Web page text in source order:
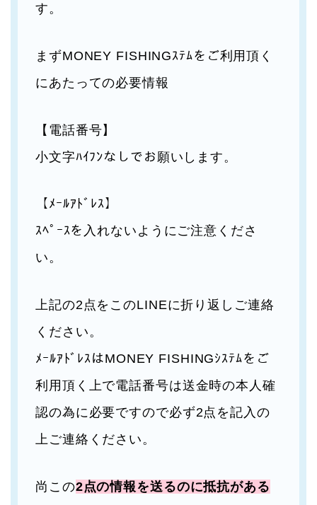
す。
まずMONEY FISHINGｽﾃﾑをご利用頂く
にあたっての必要情報
【電話番号】
小文字ﾊｲﾌﾝなしでお願いします。
【ﾒｰﾙｱﾄﾞﾚｽ】
ｽﾍﾟｰｽを入れないようにご注意くださ
い。
上記の2点をこのLINEに折り返しご連絡
ください。
ﾒｰﾙｱﾄﾞﾚｽはMONEY FISHINGｼｽﾃﾑをご
利用頂く上で電話番号は送金時の本人確
認の為に必要ですので必ず2点を記入の
上ご連絡ください。
尚この2点の情報を送るのに抵抗がある